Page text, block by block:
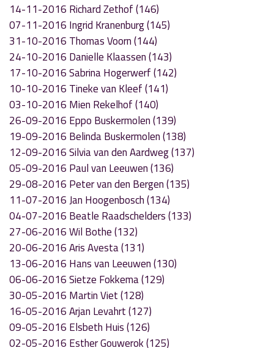
14-11-2016 Richard Zethof (146)
07-11-2016 Ingrid Kranenburg (145)
31-10-2016 Thomas Voorn (144)
24-10-2016 Danielle Klaassen (143)
17-10-2016 Sabrina Hogerwerf (142)
10-10-2016 Tineke van Kleef (141)
03-10-2016 Mien Rekelhof (140)
26-09-2016 Eppo Buskermolen (139)
19-09-2016 Belinda Buskermolen (138)
12-09-2016 Silvia van den Aardweg (137)
05-09-2016 Paul van Leeuwen (136)
29-08-2016 Peter van den Bergen (135)
11-07-2016 Jan Hoogenbosch (134)
04-07-2016 Beatle Raadschelders (133)
27-06-2016 Wil Bothe (132)
20-06-2016 Aris Avesta (131)
13-06-2016 Hans van Leeuwen (130)
06-06-2016 Sietze Fokkema (129)
30-05-2016 Martin Viet (128)
16-05-2016 Arjan Levahrt (127)
09-05-2016 Elsbeth Huis (126)
02-05-2016 Esther Gouwerok (125)